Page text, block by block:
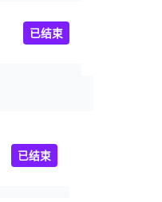
已结束
已结束